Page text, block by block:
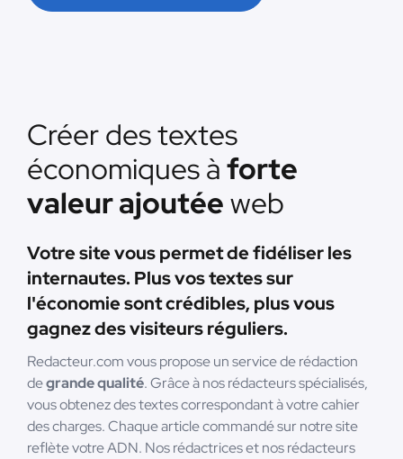
Créer des textes
économiques àforte
valeur ajoutéeweb
Votre site vous permet de fidéliser les
internautes. Plus vos textes sur
l'économie sont crédibles, plus vous
gagnez des visiteurs réguliers.
Redacteur.com vous propose un service de rédaction
degrande qualité. Grâce à nos rédacteurs spécialisés,
vous obtenez des textes correspondant à votre cahier
des charges. Chaque article commandé sur notre site
reflète votre ADN. Nos rédactrices et nos rédacteurs